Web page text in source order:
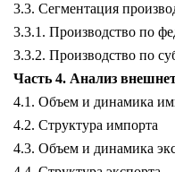
3.3. Сегментация
3.3.1. Производство по
3.3.2. Производство по
Часть 4. Анализ
4.1. Объем и динамика
4.2. Структура импорта
4.3. Объем и динамика